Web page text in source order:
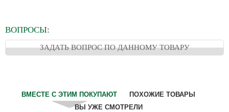
ВОПРОСЫ:
ЗАДАТЬ ВОПРОС ПО ДАННОМУ ТОВАРУ
ВМЕСТЕ С ЭТИМ ПОКУПАЮТ
ПОХОЖИЕ ТОВАРЫ
ВЫ УЖЕ СМОТРЕЛИ